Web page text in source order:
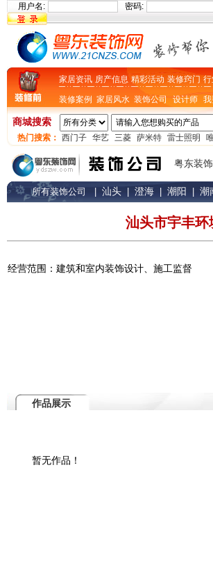
用户名: 密码:
家居资讯 房产信息 精彩活动 装修窍门
装修案例 家居风水 装饰公司 设计师
商城搜索
热门搜索： 西门子 华艺 三菱 萨米特 雷士照明
粤东装
所有装饰公司 汕头 澄海 潮阳 潮
汕头市宇丰环
经营范围：建筑和室内装饰设计、施工监督
作品展示
暂无作品！